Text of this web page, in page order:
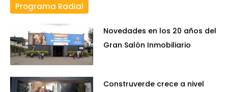
Programa Radial
Novedades en los 20 años del
Gran Salón Inmobiliario
Construverde crece a nivel